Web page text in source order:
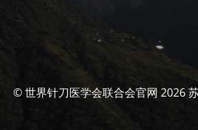
© 世界针刀医学会联合会官网 2026